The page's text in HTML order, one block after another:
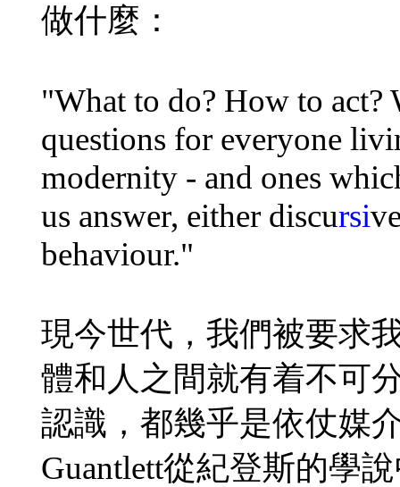
做什麼：
"What to do? How to act?
questions for everyone
modernity - and ones
us answer, either discursi
behaviour."
現今世代，我們被要求
體和人之間就有着不可
認識，都幾乎是依仗媒
Guantlett從紀登斯的學